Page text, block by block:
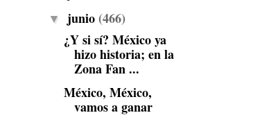
▼ junio (466)
¿Y si sí? México ya
hizo historia; en la
Zona Fan ...
México, México,
vamos a ganar